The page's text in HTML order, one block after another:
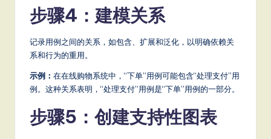
D
ig
it
步骤4：建模关系
记录用例之间的关系，如包含、扩展和泛化，以明确依赖关
系和行为的重用。
示例： 在在线购物系统中，“下单”用例可能包含“处理支付”用
例。这种关系表明，“处理支付”用例是“下单”用例的一部分。
步骤5：创建支持性图表